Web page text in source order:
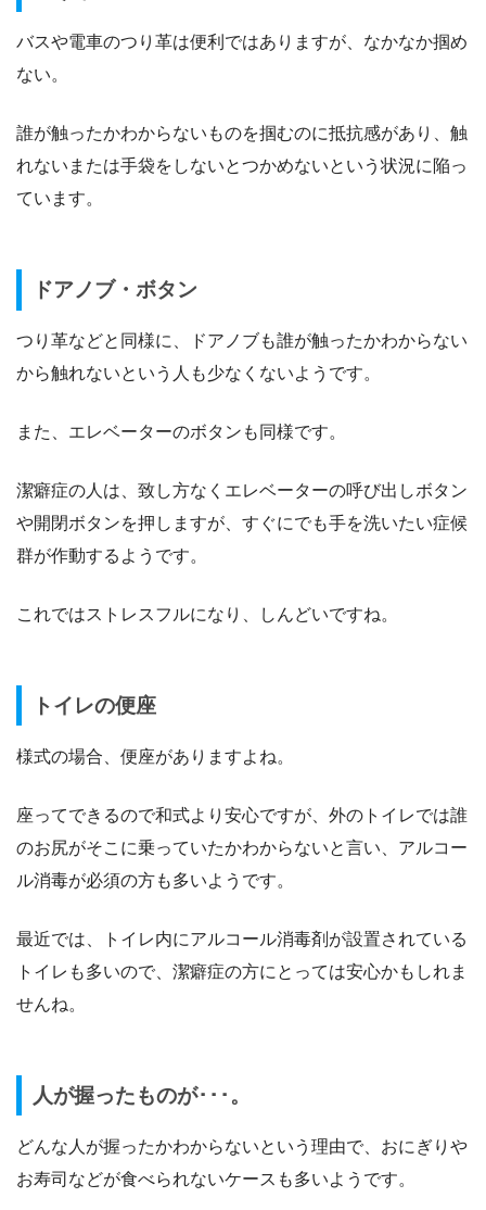
バスや電車のつり革は便利ではありますが、なかなか掴め
ない。
誰が触ったかわからないものを掴むのに抵抗感があり、触
れないまたは手袋をしないとつかめないという状況に陥っ
ています。
ドアノブ・ボタン
つり革などと同様に、ドアノブも誰が触ったかわからない
から触れないという人も少なくないようです。
また、エレベーターのボタンも同様です。
潔癖症の人は、致し方なくエレベーターの呼び出しボタン
や開閉ボタンを押しますが、すぐにでも手を洗いたい症候
群が作動するようです。
これではストレスフルになり、しんどいですね。
トイレの便座
様式の場合、便座がありますよね。
座ってできるので和式より安心ですが、外のトイレでは誰
のお尻がそこに乗っていたかわからないと言い、アルコー
ル消毒が必須の方も多いようです。
最近では、トイレ内にアルコール消毒剤が設置されている
トイレも多いので、潔癖症の方にとっては安心かもしれま
せんね。
人が握ったものが･･･。
どんな人が握ったかわからないという理由で、おにぎりや
お寿司などが食べられないケースも多いようです。